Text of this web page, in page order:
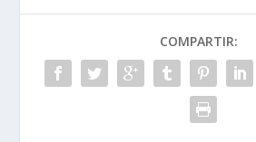
COMPARTIR: